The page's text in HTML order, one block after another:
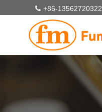
+86-13562720322